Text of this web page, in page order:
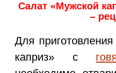
Салат «Мужской
–
Для
каприз» с